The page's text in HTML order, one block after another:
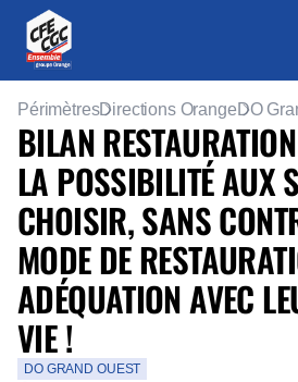
PérimètresDirections Orange DO
BILAN
LA POSSIBILITÉ AUX
CHOISIR, SANS
MODE DE
ADÉQUATION AVEC
VIE !
DO GRAND OUEST